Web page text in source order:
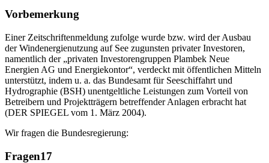
Vorbemerkung
Einer Zeitschriftenmeldung zufolge wurde bzw. wird der Ausbau
der Windenergienutzung auf See zugunsten privater Investoren,
namentlich der „privaten Investorengruppen Plambek Neue
Energien AG und Energiekontor“, verdeckt mit öffentlichen Mitteln
unterstützt, indem u. a. das Bundesamt für Seeschiffahrt und
Hydrographie (BSH) unentgeltliche Leistungen zum Vorteil von
Betreibern und Projektträgern betreffender Anlagen erbracht hat
(DER SPIEGEL vom 1. März 2004).
Wir fragen die Bundesregierung:
Fragen17